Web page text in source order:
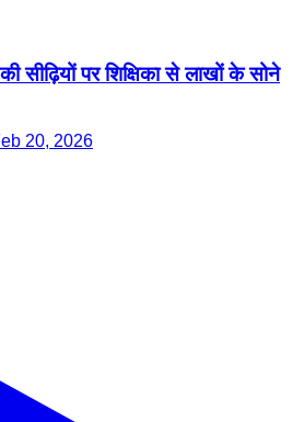
सीढ़ियों पर शिक्षिका से लाखों के सोने
20, 2026